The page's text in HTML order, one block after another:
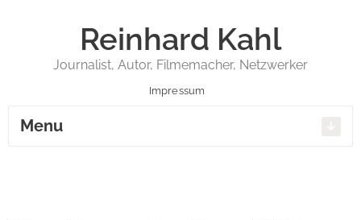
Reinhard Kahl
Journalist, Autor, Filmemacher, Netzwerker
Impressum
Menu